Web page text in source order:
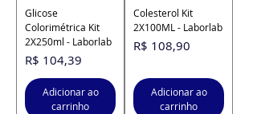
Glicose
Colorimétrica Kit
2X250ml - Laborlab
Preço
R$ 104,39
Adicionar ao
carrinho
Colesterol Kit
2X100ML - Laborlab
Preço
R$ 108,90
Adicionar ao
carrinho